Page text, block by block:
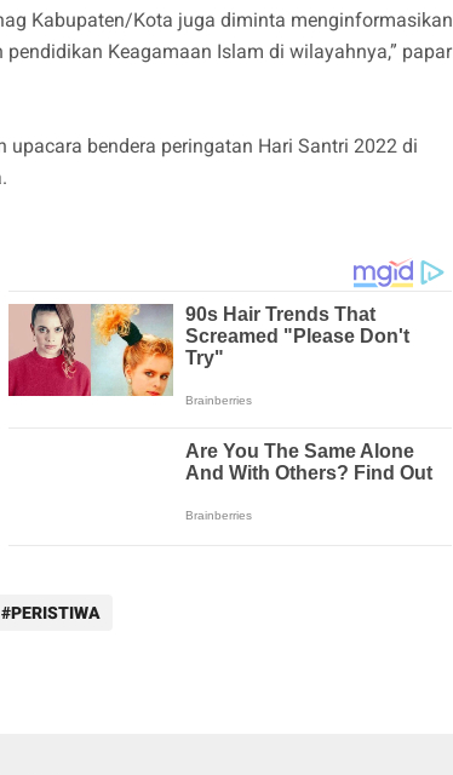
Kabupaten/Kota juga diminta menginformasikan
Keagamaan Islam di wilayahnya,” papar
bendera peringatan Hari Santri 2022 di
PERISTIWA